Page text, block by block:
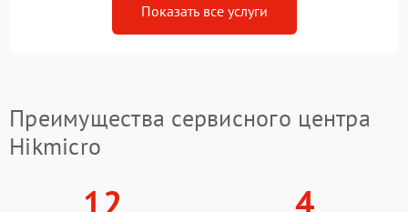
Показать все услуги
Преимущества сервисного центра
Hikmicro
12 4